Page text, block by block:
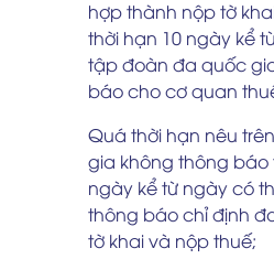
hợp thành nộp tờ
thời hạn 10 ngày kể
tập đoàn đa quốc
báo cho cơ quan
Quá thời hạn nêu
gia không thông báo
ngày kể từ ngày có
thông báo chỉ định
tờ khai và nộp thuế;